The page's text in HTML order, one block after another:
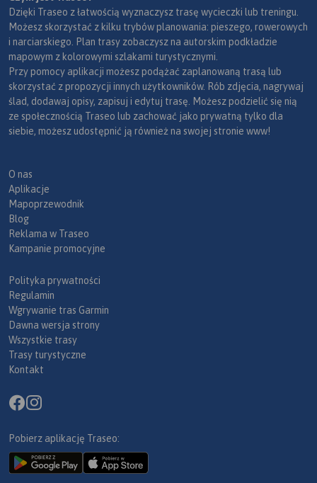
Dzięki Traseo z łatwością wyznaczysz trasę wycieczki lub treningu.
Możesz skorzystać z kilku trybów planowania: pieszego, rowerowych
i narciarskiego. Plan trasy zobaczysz na autorskim podkładzie
mapowym z kolorowymi szlakami turystycznymi.
Przy pomocy aplikacji możesz podążać zaplanowaną trasą lub
skorzystać z propozycji innych użytkowników. Rób zdjęcia, nagrywaj
ślad, dodawaj opisy, zapisuj i edytuj trasę. Możesz podzielić się nią
ze społecznością Traseo lub zachować jako prywatną tylko dla
siebie, możesz udostępnić ją również na swojej stronie www!
O nas
Aplikacje
Mapoprzewodnik
Blog
Reklama w Traseo
Kampanie promocyjne
Polityka prywatności
Regulamin
Wgrywanie tras Garmin
Dawna wersja strony
Wszystkie trasy
Trasy turystyczne
Kontakt
Pobierz aplikację Traseo: